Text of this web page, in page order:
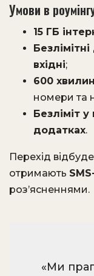
Умови в
15 ГБ
вхідні;
600
номери та
Безліміт
додатках.
Перехід
отримають
роз’ясненнями.
«Ми